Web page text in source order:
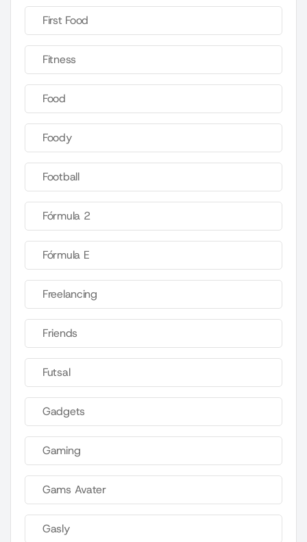
First Food
Fitness
Food
Foody
Football
Fórmula 2
Fórmula E
Freelancing
Friends
Futsal
Gadgets
Gaming
Gams Avater
Gasly